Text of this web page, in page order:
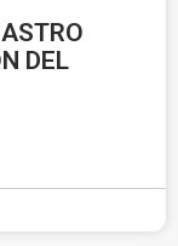
DEL